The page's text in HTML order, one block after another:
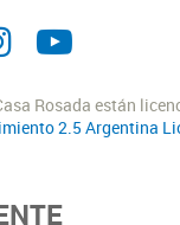
Rosada están
2.5 Argentina